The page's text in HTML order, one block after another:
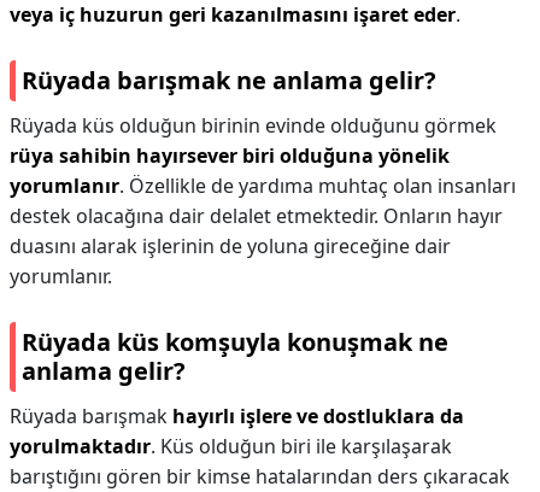
veya iç huzurun geri kazanılmasını işaret eder.
Rüyada barışmak ne anlama gelir?
Rüyada küs olduğun birinin evinde olduğunu görmek
rüya sahibin hayırsever biri olduğuna yönelik
yorumlanır. Özellikle de yardıma muhtaç olan insanları
destek olacağına dair delalet etmektedir. Onların hayır
duasını alarak işlerinin de yoluna gireceğine dair
yorumlanır.
Rüyada küs komşuyla konuşmak ne
anlama gelir?
Rüyada barışmak hayırlı işlere ve dostluklara da
yorulmaktadır. Küs olduğun biri ile karşılaşarak
barıştığını gören bir kimse hatalarından ders çıkaracak